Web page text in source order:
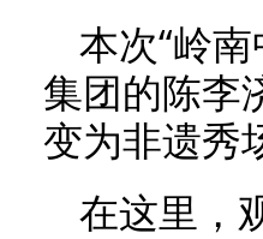
本次“岭
集团的陈李
变为非遗秀
在这里，